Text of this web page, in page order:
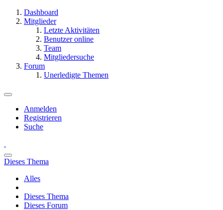
Dashboard
Mitglieder
Letzte Aktivitäten
Benutzer online
Team
Mitgliedersuche
Forum
Unerledigte Themen
Anmelden
Registrieren
Suche
Dieses Thema
Alles
Dieses Thema
Dieses Forum